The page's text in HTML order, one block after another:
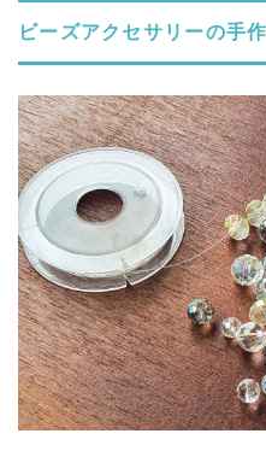
ビーズアクセサリーの手